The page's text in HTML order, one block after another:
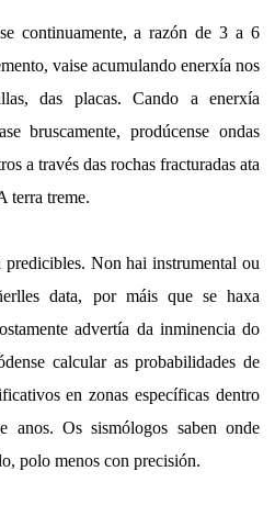
continuamente, a razón de 3 a 6
vaise acumulando enerxía nos
das placas. Cando a enerxía
bruscamente, prodúcense ondas
a través das rochas fracturadas ata
terra treme.
predicibles. Non hai instrumental ou
data, por máis que se haxa
advertía da inminencia do
calcular as probabilidades de
en zonas específicas dentro
anos. Os sismólogos saben onde
polo menos con precisión.